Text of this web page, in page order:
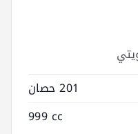
201 حصان
999 cc